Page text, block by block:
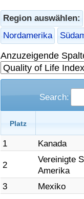
Region auswählen:
Nordamerika
Anzuzeigende
Search:
Platz
1 Kanada
2
Vereinigte
Amerika
3 Mexiko
Verkehr